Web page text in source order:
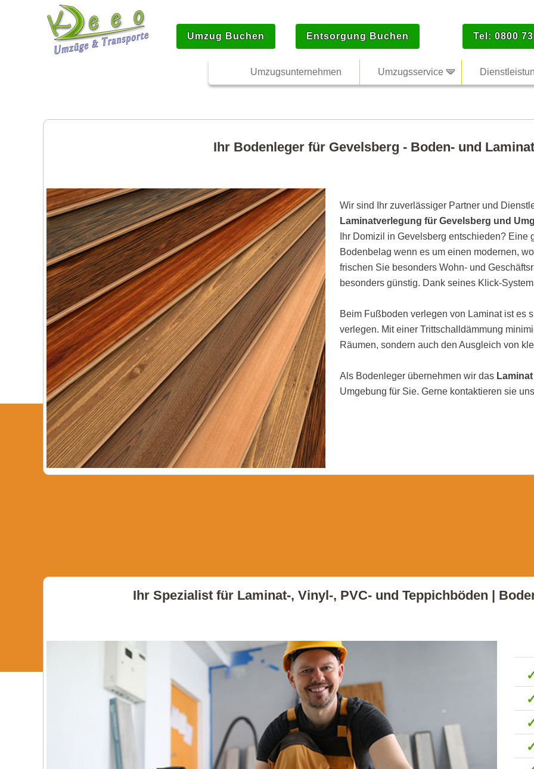
Umzug Buchen Entsorgung Buchen Tel: 0800
Umzugsunternehmen Umzugsservice
Ihr Bodenleger für Gevelsberg - Boden- und
Wir sind Ihr zuverlässiger Partner und
Laminatverlegung für Gevelsberg und
Ihr Domizil in Gevelsberg entschieden?
Bodenbelag wenn es um einen modernen,
frischen Sie besonders Wohn- und
besonders günstig. Dank seines Klick-
Beim Fußboden verlegen von Laminat ist es
verlegen. Mit einer Trittschalldämmung
Räumen, sondern auch den Ausgleich von
Als Bodenleger übernehmen wir das
Umgebung für Sie. Gerne kontaktieren sie
Ihr Spezialist für Laminat-, Vinyl-, PVC- und Teppichböden |